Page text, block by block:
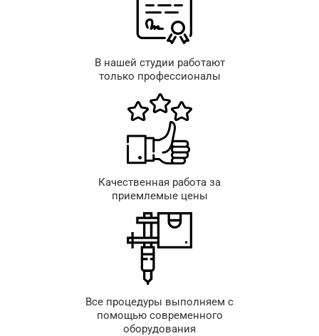
В нашей студии работают
только профессионалы
Качественная работа за
приемлемые цены
Все процедуры выполняем с
помощью современного
оборудования